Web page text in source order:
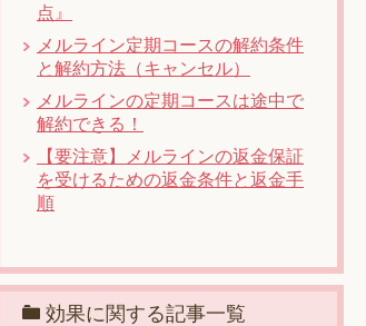
点』
メルライン定期コースの解約条件
と解約方法（キャンセル）
メルラインの定期コースは途中で
解約できる！
【要注意】メルラインの返金保証
を受けるための返金条件と返金手
順
効果に関する記事一覧